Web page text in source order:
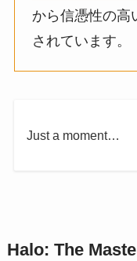
から信憑性の高
されています。
Just a moment…
Halo: The